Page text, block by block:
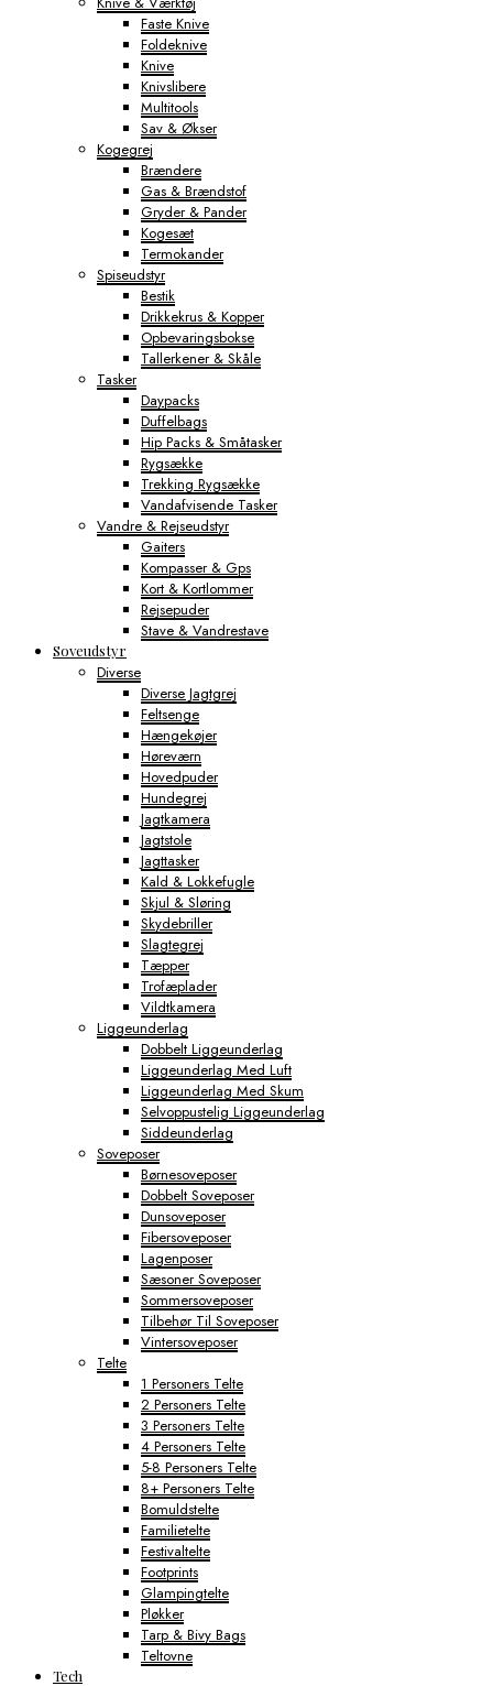
Faste Knive
Foldeknive
Knive
Knivslibere
Multitools
Sav & Økser
Kogegrej
Brændere
Gas & Brændstof
Gryder & Pander
Kogesæt
Termokander
Spiseudstyr
Bestik
Drikkekrus & Kopper
Opbevaringsbokse
Tallerkener & Skåle
Tasker
Daypacks
Duffelbags
Hip Packs & Småtasker
Rygsække
Trekking Rygsække
Vandafvisende Tasker
Vandre & Rejseudstyr
Gaiters
Kompasser & Gps
Kort & Kortlommer
Rejsepuder
Stave & Vandrestave
Soveudstyr
Diverse
Diverse Jagtgrej
Feltsenge
Hængekøjer
Høreværn
Hovedpuder
Hundegrej
Jagtkamera
Jagtstole
Jagttasker
Kald & Lokkefugle
Skjul & Sløring
Skydebriller
Slagtegrej
Tæpper
Trofæplader
Vildtkamera
Liggeunderlag
Dobbelt Liggeunderlag
Liggeunderlag Med Luft
Liggeunderlag Med Skum
Selvoppustelig Liggeunderlag
Siddeunderlag
Soveposer
Børnesoveposer
Dobbelt Soveposer
Dunsoveposer
Fibersoveposer
Lagenposer
Sæsoner Soveposer
Sommersoveposer
Tilbehør Til Soveposer
Vintersoveposer
Telte
1 Personers Telte
2 Personers Telte
3 Personers Telte
4 Personers Telte
5-8 Personers Telte
8+ Personers Telte
Bomuldstelte
Familietelte
Festivaltelte
Footprints
Glampingtelte
Pløkker
Tarp & Bivy Bags
Teltovne
Tech